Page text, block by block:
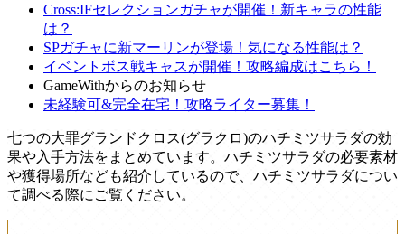
Cross:IFセレクションガチャが開催！新キャラの性能
は？
SPガチャに新マーリンが登場！気になる性能は？
イベントボス戦キャスが開催！攻略編成はこちら！
GameWithからのお知らせ
未経験可&完全在宅！攻略ライター募集！
七つの大罪グランドクロス(グラクロ)のハチミツサラダの効
果や入手方法をまとめています。ハチミツサラダの必要素材
や獲得場所なども紹介しているので、ハチミツサラダについ
て調べる際にご覧ください。